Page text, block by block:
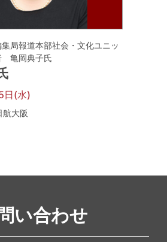
局報道本部社会・文化ユニッ
亀岡典子氏
日(水)
航大阪
い合わせ